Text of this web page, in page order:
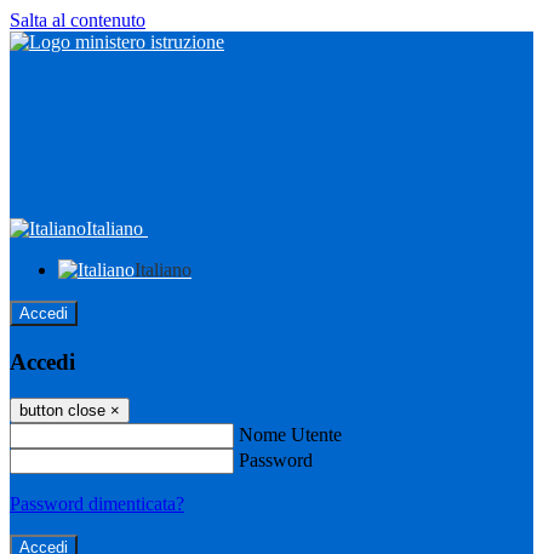
Salta al contenuto
Italiano
Italiano
Accedi
Accedi
button close ×
Nome Utente
Password
Password dimenticata?